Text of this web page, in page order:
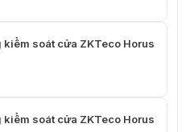
kHz & IC Card @ 13.56 MHz (Mặc
kiểm soát cửa ZKTeco Horus
kiểm soát cửa ZKTeco Horus